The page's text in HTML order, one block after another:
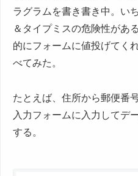
ラグラムを書き書き中。い
＆タイプミスの危険性があ
的にフォームに値投げてく
べてみた。
たとえば、住所から郵便番
入力フォームに入力してデ
する。